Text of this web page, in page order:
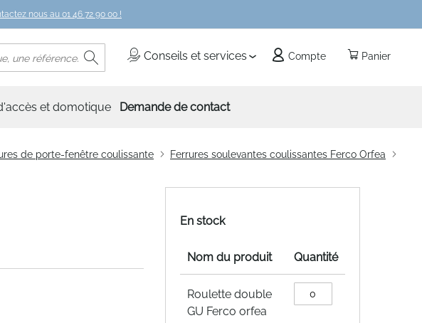
nous au 01 46 72 90 00 !
Panier
Conseils et services Compte
Rechercher
et domotique Demande de contact
de porte-fenêtre coulissante
Ferrures soulevantes coulissantes Ferco Orfea
En stock
du
produit
Nom du produit Quantité
Roulette double
GU Ferco orfea